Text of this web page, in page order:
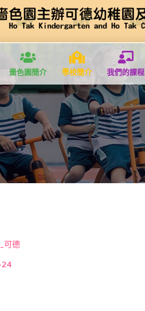
嗇色園簡介 學校簡介 我們的課程
可德
24